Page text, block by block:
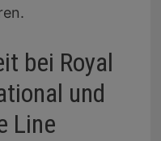
bei Royal
und
Line